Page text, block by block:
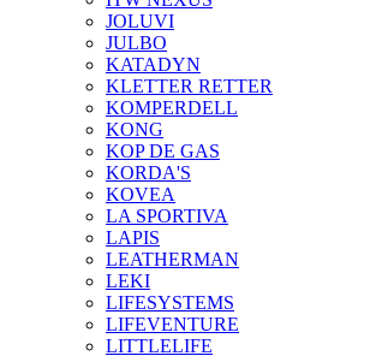
JOLUVI
JULBO
KATADYN
KLETTER RETTER
KOMPERDELL
KONG
KOP DE GAS
KORDA'S
KOVEA
LA SPORTIVA
LAPIS
LEATHERMAN
LEKI
LIFESYSTEMS
LIFEVENTURE
LITTLELIFE